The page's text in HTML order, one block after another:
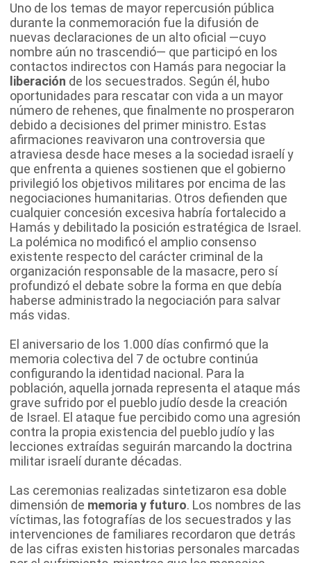
Uno de los temas de mayor repercusión pública
durante la conmemoración fue la difusión de
nuevas declaraciones de un alto oficial —cuyo
nombre aún no trascendió— que participó en los
contactos indirectos con Hamás para negociar la
liberación de los secuestrados. Según él, hubo
oportunidades para rescatar con vida a un mayor
número de rehenes, que finalmente no prosperaron
debido a decisiones del primer ministro. Estas
afirmaciones reavivaron una controversia que
atraviesa desde hace meses a la sociedad israelí y
que enfrenta a quienes sostienen que el gobierno
privilegió los objetivos militares por encima de las
negociaciones humanitarias. Otros defienden que
cualquier concesión excesiva habría fortalecido a
Hamás y debilitado la posición estratégica de Israel.
La polémica no modificó el amplio consenso
existente respecto del carácter criminal de la
organización responsable de la masacre, pero sí
profundizó el debate sobre la forma en que debía
haberse administrado la negociación para salvar
más vidas.
El aniversario de los 1.000 días confirmó que la
memoria colectiva del 7 de octubre continúa
configurando la identidad nacional. Para la
población, aquella jornada representa el ataque más
grave sufrido por el pueblo judío desde la creación
de Israel. El ataque fue percibido como una agresión
contra la propia existencia del pueblo judío y las
lecciones extraídas seguirán marcando la doctrina
militar israelí durante décadas.
Las ceremonias realizadas sintetizaron esa doble
dimensión de memoria y futuro. Los nombres de las
víctimas, las fotografías de los secuestrados y las
intervenciones de familiares recordaron que detrás
de las cifras existen historias personales marcadas